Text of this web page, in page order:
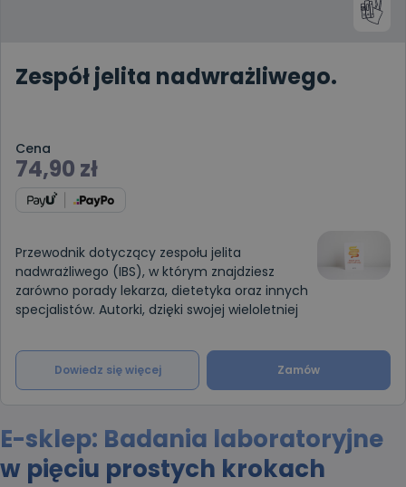
Zespół jelita nadwrażliwego.
Cena
74,90 zł
Przewodnik dotyczący zespołu jelita
nadwrażliwego (IBS), w którym znajdziesz
zarówno porady lekarza, dietetyka oraz innych
specjalistów. Autorki, dzięki swojej wieloletniej
Dowiedz się więcej Zamów
E-sklep: Badania laboratoryjne
w pięciu prostych krokach